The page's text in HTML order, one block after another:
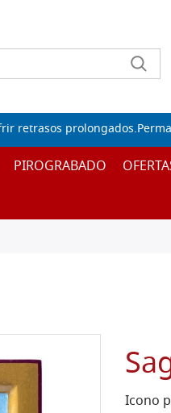
Lista de
retrasos
PIROGRABADO
Icono